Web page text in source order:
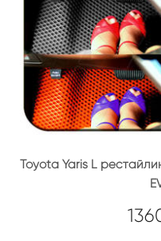
Toyota Yaris L